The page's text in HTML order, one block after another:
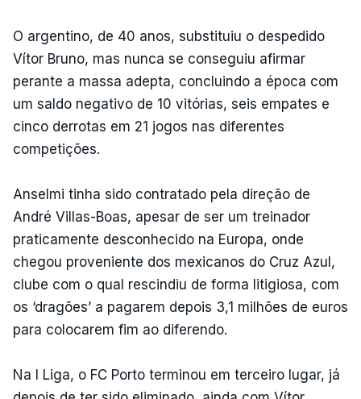
O argentino, de 40 anos, substituiu o despedido
Vítor Bruno, mas nunca se conseguiu afirmar
perante a massa adepta, concluindo a época com
um saldo negativo de 10 vitórias, seis empates e
cinco derrotas em 21 jogos nas diferentes
competições.
Anselmi tinha sido contratado pela direção de
André Villas-Boas, apesar de ser um treinador
praticamente desconhecido na Europa, onde
chegou proveniente dos mexicanos do Cruz Azul,
clube com o qual rescindiu de forma litigiosa, com
os ‘dragões’ a pagarem depois 3,1 milhões de euros
para colocarem fim ao diferendo.
Na I Liga, o FC Porto terminou em terceiro lugar, já